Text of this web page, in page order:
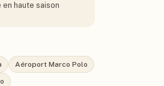
haute saison
Aéroport Marco Polo